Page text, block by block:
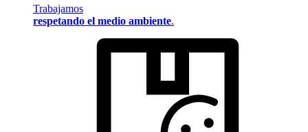
Trabajamos
respetando el medio ambiente.